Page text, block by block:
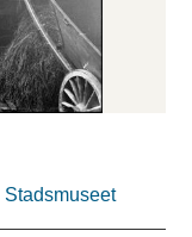
Stadsmuseet